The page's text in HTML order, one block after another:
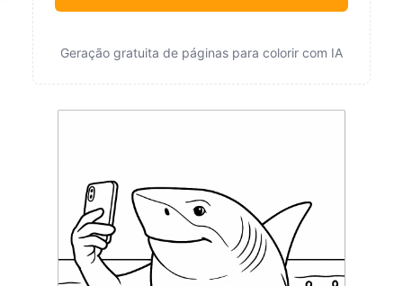
Geração gratuita de páginas para colorir com IA